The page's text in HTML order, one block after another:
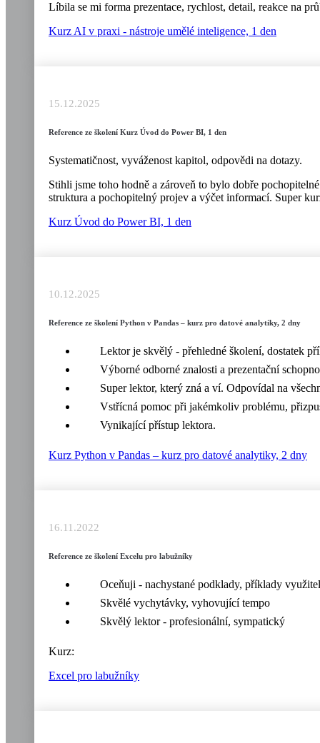
Líbila se mi forma prezentace, rychlost, detail, reakce na
Kurz AI v praxi - nástroje umělé inteligence, 1 den
15.12.2025
Reference ze školení Kurz Úvod do Power BI, 1 den
Systematičnost, vyváženost kapitol, odpovědi na dotazy.
Stihli jsme toho hodně a zároveň to bylo dobře
struktura a pochopitelný projev a výčet informací. Super
Kurz Úvod do Power BI, 1 den
10.12.2025
Reference ze školení Python v Pandas – kurz pro datové analytiky, 2 dny
Lektor je skvělý - přehledné školení, dostatek
Výborné odborné znalosti a prezentační
Super lektor, který zná a ví. Odpovídal na
Vstřícná pomoc při jakémkoliv problému,
Vynikající přístup lektora.
Kurz Python v Pandas – kurz pro datové analytiky, 2 dny
16.11.2022
Reference ze školení Excelu pro labužníky
Oceňuji - nachystané podklady, příklady
Skvělé vychytávky, vyhovující tempo
Skvělý lektor - profesionální, sympatický
Kurz:
Excel pro labužníky